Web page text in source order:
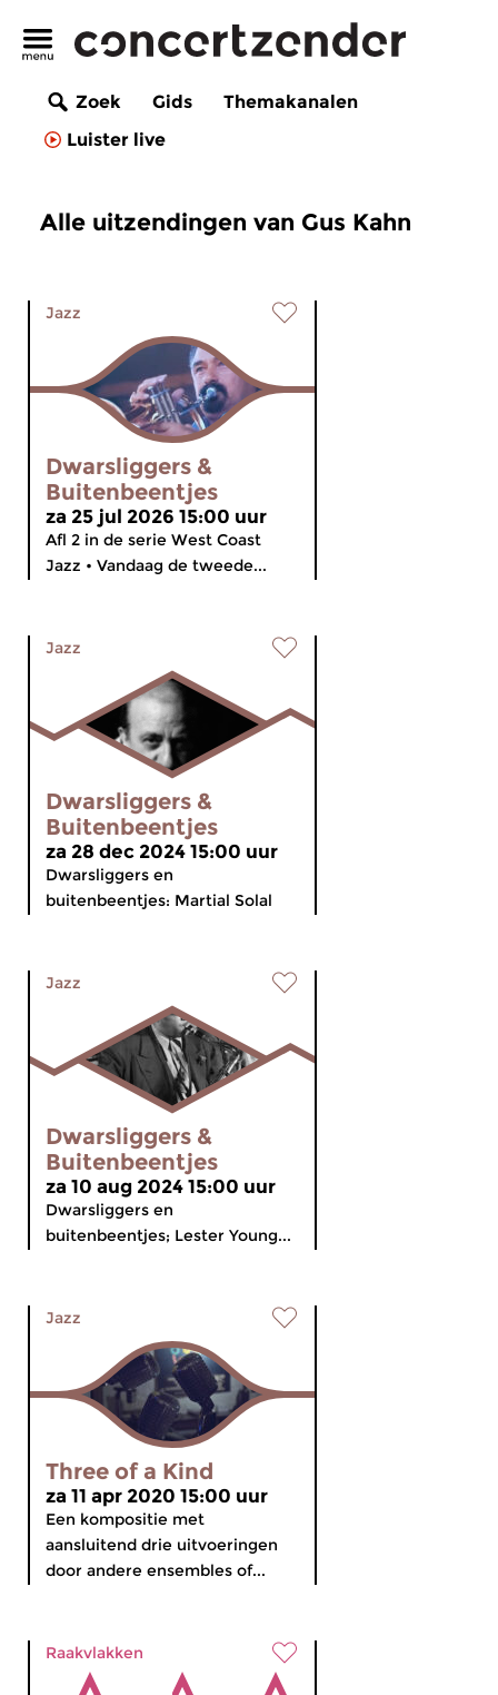
Zoek Gids
Themakanalen
Luister live
Alle uitzendingen van Gus Kahn
Jazz
Dwarsliggers &
Buitenbeentjes
za 25 jul 2026 15:00 uur
Afl 2 in de serie West Coast
Jazz • Vandaag de tweede...
Jazz
Dwarsliggers &
Buitenbeentjes
za 28 dec 2024 15:00 uur
Dwarsliggers en
buitenbeentjes: Martial Solal
Jazz
Dwarsliggers &
Buitenbeentjes
za 10 aug 2024 15:00 uur
Dwarsliggers en
buitenbeentjes; Lester Young...
Jazz
Three of a Kind
za 11 apr 2020 15:00 uur
Een kompositie met
aansluitend drie uitvoeringen
door andere ensembles of...
Raakvlakken